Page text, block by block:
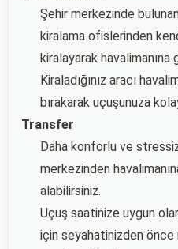
Şehir merkezinde
kiralama ofislerinden
kiralayarak havalimanına
Kiraladığınız aracı
bırakarak uçuşunuza
Transfer
Daha konforlu ve
merkezinden
alabilirsiniz.
Uçuş saatinize uygun
için seyahatinizden önce